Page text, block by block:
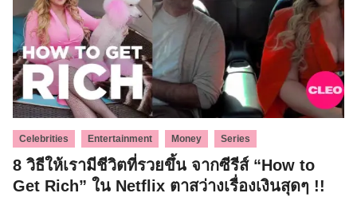
Celebrities Entertainment Money Series
8 วิธีให้เรามีชีวิตที่รวยขึ้น จากซีรีส์ “How to
Get Rich” ใน Netflix ตาสว่างเรื่องเงินสุดๆ !!